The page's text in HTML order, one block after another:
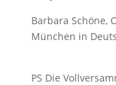
Barbara Schöne,
München in
PS Die